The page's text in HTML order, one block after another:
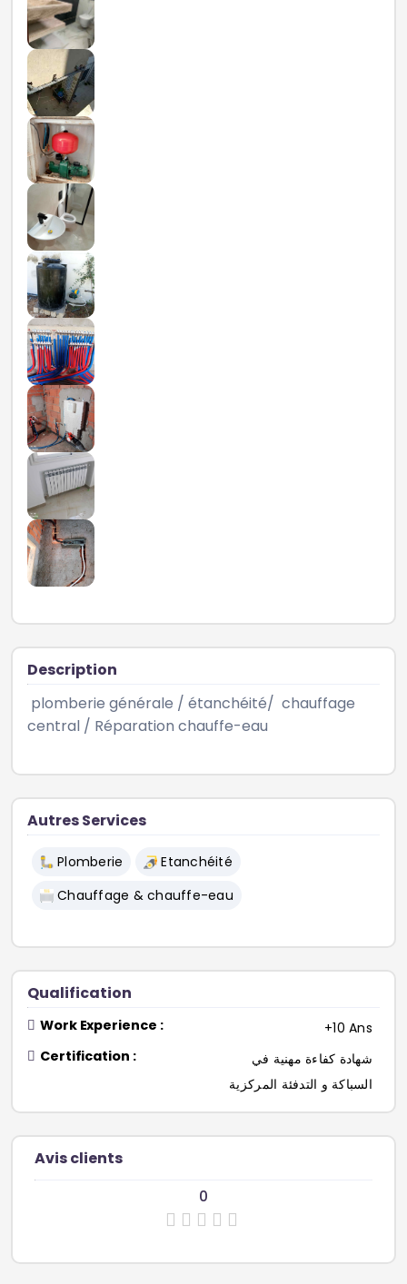
Description
central / Réparation chauffe-eau
Autres Services
Plomberie
Etanchéité
Chauffage & chauffe-eau
Qualification
Work Experience :
+10 Ans
Certification :
شهادة كفاءة مهنية في
السباكة و التدفئة المركزية
Avis clients
0